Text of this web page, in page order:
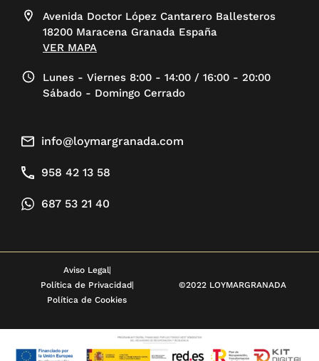
Avenida Doctor López Cantarero Ballesteros
18200 Maracena Granada España
VER MAPA
Lunes - Viernes 8:00 - 14:00 / 16:00 - 20:00
Sábado - Domingo Cerrado
info@loymargranada.com
958 42 13 58
687 53 21 40
Aviso Legal
Política de Privacidad
Política de Cookies
©2022 LOYMARGRANADA